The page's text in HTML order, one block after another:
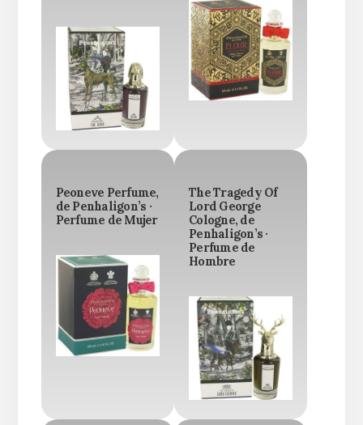
Peoneve Perfume,
de Penhaligon’s ·
Perfume de Mujer
The Tragedy Of
Lord George
Cologne, de
Penhaligon’s ·
Perfume de
Hombre